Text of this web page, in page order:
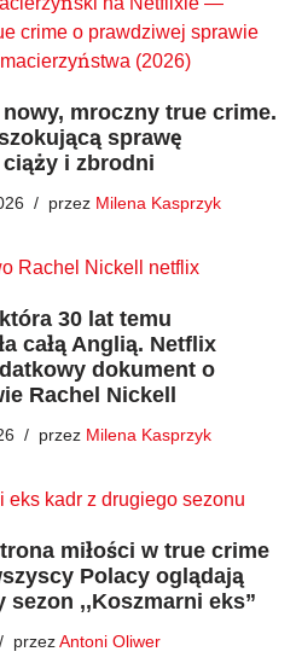
mroczny true crime.
sprawę
i zbrodni
przez Milena Kasprzyk
30 lat temu
całą Anglią. Netflix
dokument o
Rachel Nickell
przez Milena Kasprzyk
miłości w true crime
Polacy oglądają
sezon ,,Koszmarni eks”
przezAntoni Oliwer